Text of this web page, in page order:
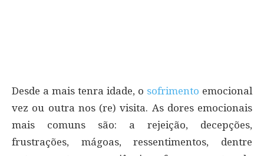
Desde a mais tenra idade, o sofrimento emocional
vez ou outra nos (re) visita. As dores emocionais
mais comuns são: a rejeição, decepções,
frustrações, mágoas, ressentimentos, dentre